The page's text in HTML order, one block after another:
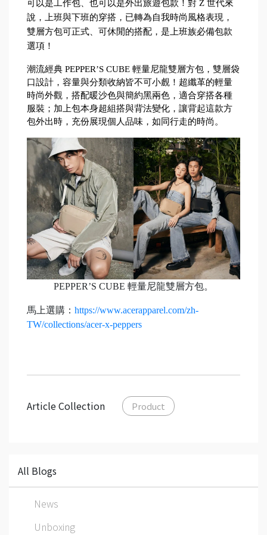
可以是工作包、也可以是外出旅遊包款！對 Z 世代來
說，上班與下班的穿搭，已轉為自我時尚風格表現，
雙層方包可正式、可休閒的搭配，是上班族必備包款
選項！
潮流經典 PEPPER’S CUBE 輕量尼龍雙層方包，雙層袋
口設計，容量與分類收納皆不可小覻！超纖革的輕量
時尚外觀，搭配暖沙色與簡約黑兩色，適合穿搭各種
服裝；加上包本身超組搭與背法變化，讓背起這款方
包外出時，充份展現個人品味，如同行走的時尚。
PEPPER’S CUBE 輕量尼龍雙層方包。
馬上選購： https://www.acerapparel.com/zh-
TW/collections/acer-x-peppers
Article Collection Product
All Blogs
News
Unboxing